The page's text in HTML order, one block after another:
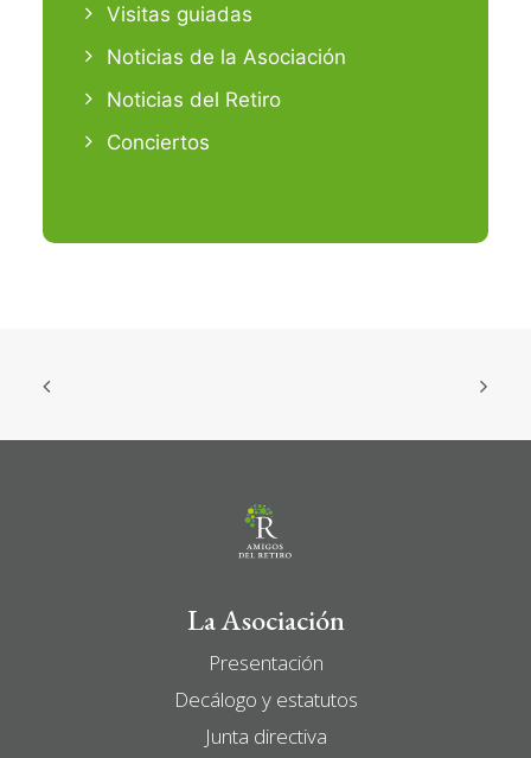
Visitas guiadas
Noticias de la Asociación
Noticias del Retiro
Conciertos
La Asociación
Presentación
Decálogo y estatutos
Junta directiva